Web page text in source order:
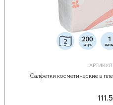
АРТИКУЛ:
Салфетки косметические в